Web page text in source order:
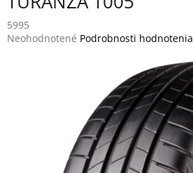
5995
Priemerné
Neohodnotené Podrobnosti hodnotenia